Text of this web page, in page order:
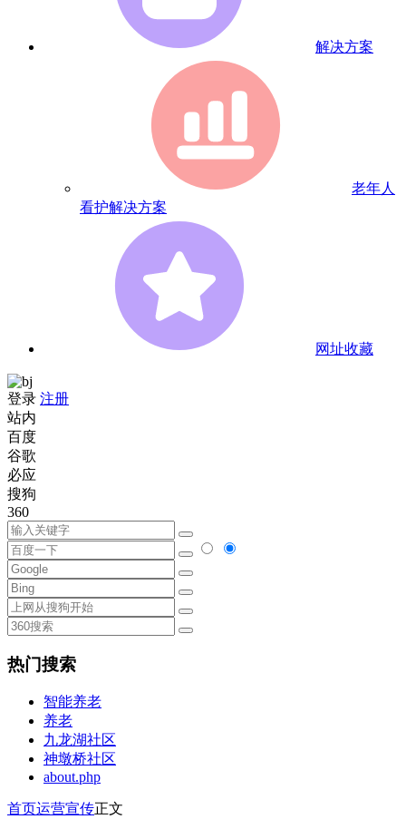
解决方案
老年人
看护解决方案
网址收藏
登录 注册
站内
百度
谷歌
必应
搜狗
360
热门搜索
智能养老
养老
九龙湖社区
神墩桥社区
about.php
首页运营宣传正文